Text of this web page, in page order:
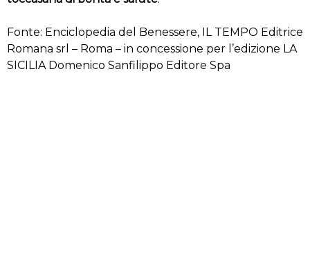
Fonte: Enciclopedia del Benessere, IL TEMPO Editrice
Romana srl – Roma – in concessione per l’edizione LA
SICILIA Domenico Sanfilippo Editore Spa